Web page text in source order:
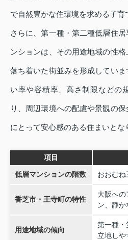
で自然豊かな住環境を求める子育
さらに、第一種・第二種低層住
ンションは、その用途地域の性
落ち着いた街並みを形成してい
い率や容積率、高さ制限などの
り、周辺環境への配慮や景観の
にとって安心感のある住まいとな
項目
低層マンションの階数 おおむね
香芝市・王寺町の特性
大阪への
ン、静
用途地域の傾向
第一種・
立地し